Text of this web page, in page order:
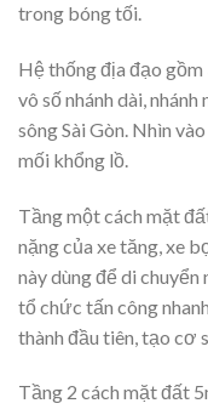
trong bóng tối.
Hệ thống địa đạo
vô số nhánh dài,
sông Sài Gòn. Nhìn
mối khổng lồ.
Tầng một cách mặt
nặng của xe tăng, xe
này dùng để di chuyển
tổ chức tấn công
thành đầu tiên, tạo cơ
Tầng 2 cách mặt đất